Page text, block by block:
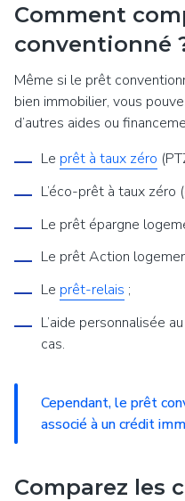
Comment
conventionné
Même si le prêt
bien immobilier, vous
d’autres aides ou
Le prêt à taux zéro
L’éco-prêt à taux zéro
Le prêt épargne
Le prêt Action
Le prêt-relais ;
L’aide personnalisée
cas.
Cependant, le prêt
associé à un crédit
Comparez les